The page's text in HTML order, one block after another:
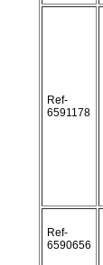
Ref-
6591178
Ref-
6590656